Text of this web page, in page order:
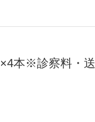
本※診察料・送